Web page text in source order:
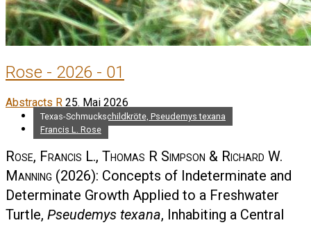
Rose - 2026 - 01
Abstracts R 25. Mai 2026
Texas-Schmuckschildkröte, Pseudemys texana
Francis L. Rose
Rose, Francis L., Thomas R Simpson & Richard W.
Manning (2026): Concepts of Indeterminate and
Determinate Growth Applied to a Freshwater
Turtle, Pseudemys texana, Inhabiting a Central